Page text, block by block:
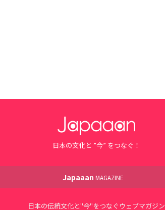
日本の文化と ”今” をつなぐ！
Japaaan MAGAZINE
日本の伝統文化と"今"をつなぐウェブマガジン